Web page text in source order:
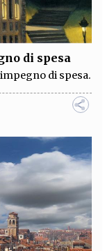
di spesa
di spesa.